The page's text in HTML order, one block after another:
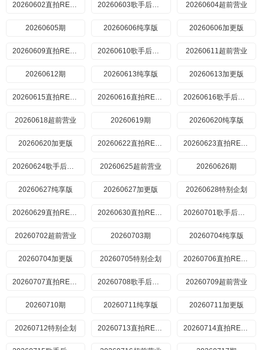
20260602直拍REACTION 20260603歌手后花园 20260604超前营业
20260605期 20260606纯享版 20260606加更版
20260609直拍REACTION 20260610歌手后花园 20260611超前营业
20260612期 20260613纯享版 20260613加更版
20260615直拍REACTION 20260616直拍REACTION 20260616歌手后花园
20260618超前营业 20260619期 20260620纯享版
20260620加更版 20260622直拍REACTION 20260623直拍REACTION
20260624歌手后花园 20260625超前营业 20260626期
20260627纯享版 20260627加更版 20260628特别企划
20260629直拍REACTION 20260630直拍REACTION 20260701歌手后花园
20260702超前营业 20260703期 20260704纯享版
20260704加更版 20260705特别企划 20260706直拍REACTION
20260707直拍REACTION 20260708歌手后花园 20260709超前营业
20260710期 20260711纯享版 20260711加更版
20260712特别企划 20260713直拍REACTION 20260714直拍REACTION